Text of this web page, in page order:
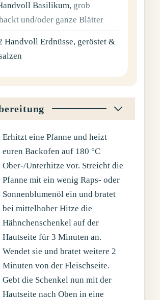
Basilikum, grob
und/oder ganze Blätter
Handvoll Erdnüsse, geröstet &
Erhitzt eine Pfanne und heizt
euren Backofen auf 180 °C
Ober-/Unterhitze vor. Streicht die
Pfanne mit ein wenig Raps- oder
Sonnenblumenöl ein und bratet
bei mittelhoher Hitze die
Hähnchenschenkel auf der
Hautseite für 3 Minuten an.
Wendet sie und bratet weitere 2
Minuten von der Fleischseite.
Gebt die Schenkel nun mit der
Hautseite nach Oben in eine